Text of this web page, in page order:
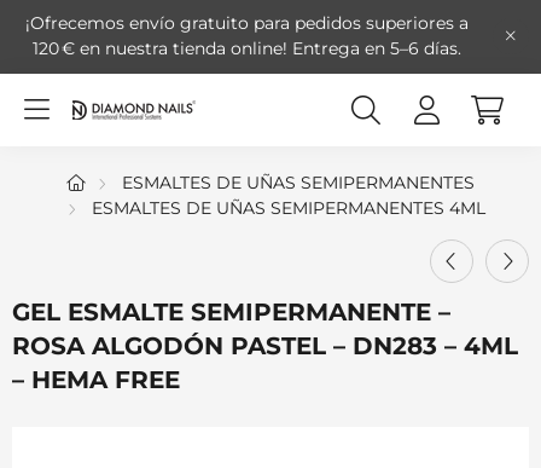
¡Ofrecemos envío gratuito para pedidos superiores a
120 € en nuestra tienda online! Entrega en 5–6 días.
ESMALTES DE UÑAS SEMIPERMANENTES
ESMALTES DE UÑAS SEMIPERMANENTES 4ML
GEL ESMALTE SEMIPERMANENTE –
ROSA ALGODÓN PASTEL – DN283 – 4ML
– HEMA FREE